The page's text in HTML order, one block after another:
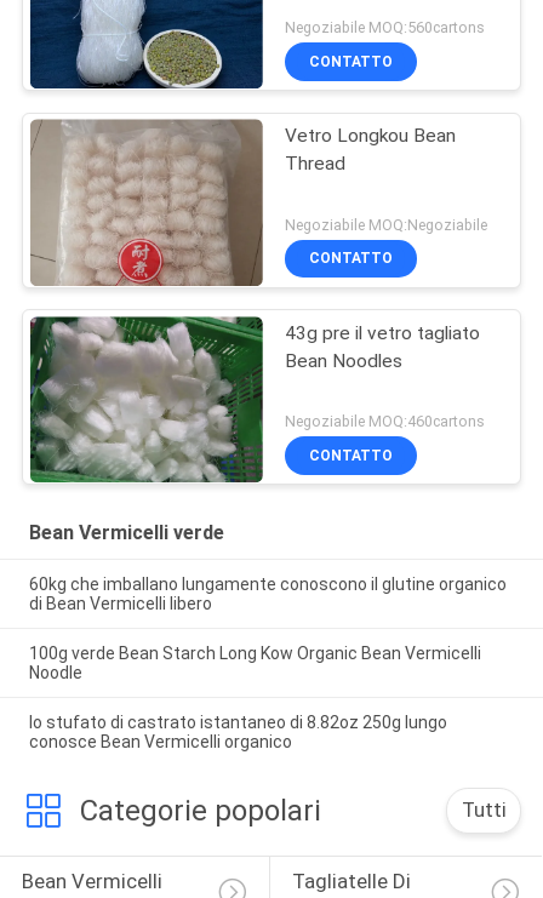
Negoziabile MOQ:560cartons
CONTATTO
Vetro Longkou Bean
Thread
Negoziabile MOQ:Negoziabile
CONTATTO
43g pre il vetro tagliato
Bean Noodles
Negoziabile MOQ:460cartons
CONTATTO
Bean Vermicelli verde
60kg che imballano lungamente conoscono il glutine organico
di Bean Vermicelli libero
100g verde Bean Starch Long Kow Organic Bean Vermicelli
Noodle
lo stufato di castrato istantaneo di 8.82oz 250g lungo
conosce Bean Vermicelli organico
Categorie popolari Tutti
Bean Vermicelli
Tagliatelle Di